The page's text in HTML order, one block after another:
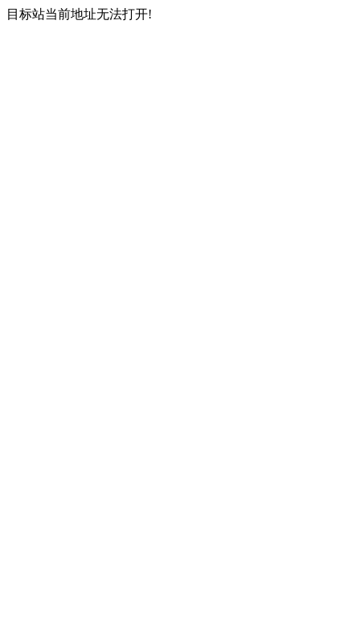
目标站当前地址无法打开!